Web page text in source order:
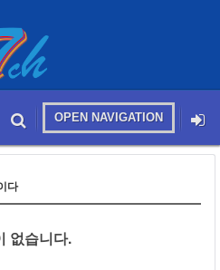
OPEN NAVIGATION
다
없습니다.